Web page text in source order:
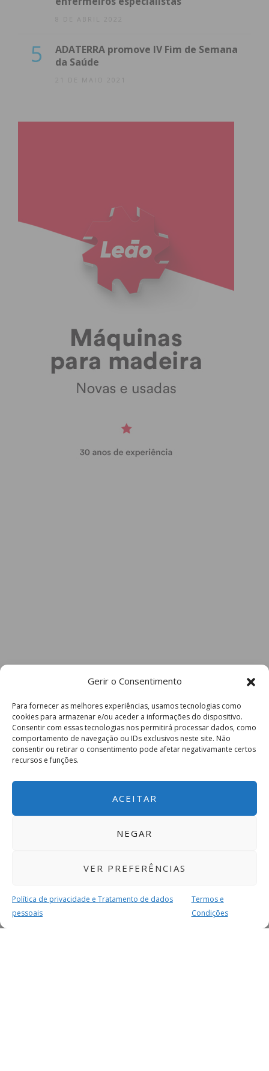
Gerir o Consentimento
Para fornecer as melhores experiências, usamos tecnologias como
cookies para armazenar e/ou aceder a informações do dispositivo.
Consentir com essas tecnologias nos permitirá processar dados, como
comportamento de navegação ou IDs exclusivos neste site. Não
consentir ou retirar o consentimento pode afetar negativamante certos
recursos e funções.
ACEITAR
NEGAR
VER PREFERÊNCIAS
Política de privacidade e Tratamento de dados
pessoais
Termos e
Condições
8 DE ABRIL 2022
5
ADATERRA promove IV Fim de Semana
da Saúde
21 DE MAIO 2021